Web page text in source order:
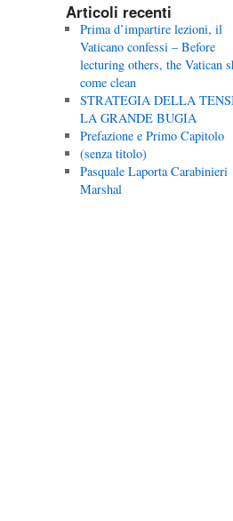
Articoli recenti
Prima d’impartire lezioni, il
Vaticano confessi – Before
lecturing others, the Vatican
come clean
STRATEGIA DELLA
LA GRANDE BUGIA
Prefazione e Primo Capitolo
(senza titolo)
Pasquale Laporta Carabinieri
Marshal